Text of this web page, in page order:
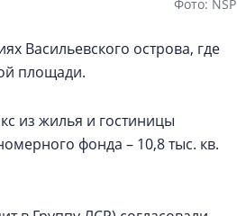
Фото: NSP
Васильевского острова, где
площади.
из жилья и гостиницы
фонда – 10,8 тыс. кв.